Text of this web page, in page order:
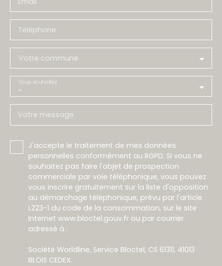
Téléphone
Votre commune
-
Vous souhaitez
Votre message
J'accepte le traitement de mes données
personnelles conformément au RGPD. Si vous ne
souhaitez pas faire l'objet de prospection
commerciale par voie téléphonique, vous pouvez
vous inscrire gratuitement sur la liste d'opposition
au démarchage téléphonique, prévu par l'article
L223-1 du code de la consommation, sur le site
Internet www.bloctel.gouv.fr ou par courrier
adressé à :
Société Worldline, Service Bloctel, CS 61311, 41013
BLOIS CEDEX.